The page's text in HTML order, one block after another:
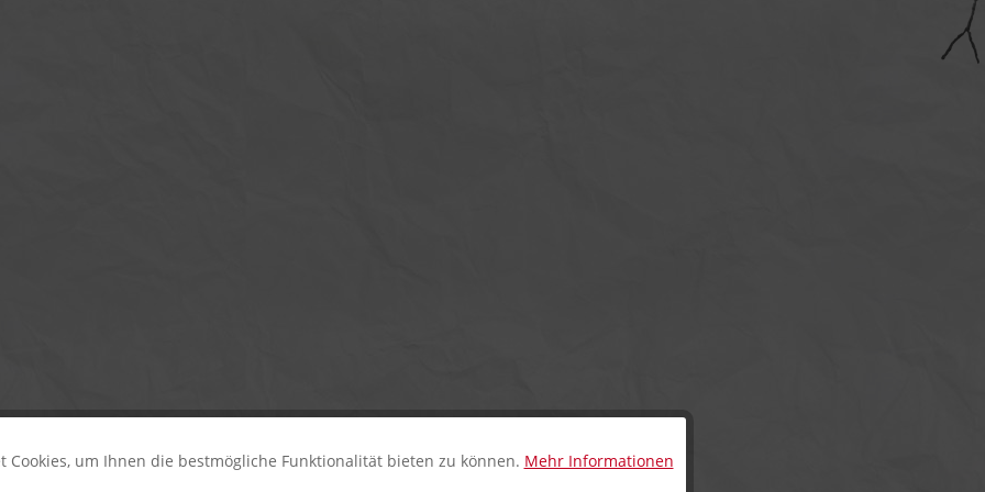
Aktiv
Cookies, um Ihnen die bestmögliche Funktionalität bieten zu können. Mehr Informationen